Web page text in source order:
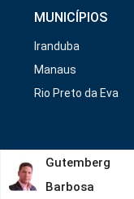
MUNICÍPIOS
Iranduba
Manaus
Rio Preto da Eva
Copyright/2026.
GDPR Política de
Gutemberg
Barbosa